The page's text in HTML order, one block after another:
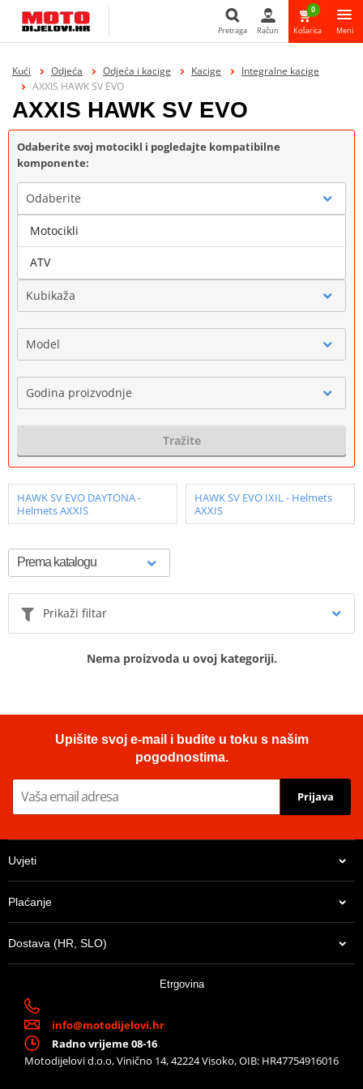
Pretraga
Pretraga Račun
0
Košarica Meni
Kući Odjeća Odjeća i kacige Kacige
Integralne kacige
AXXIS HAWK SV EVO
AXXIS HAWK SV EVO
Odaberite svoj motocikl i pogledajte kompatibilne
komponente:
Odaberite
Marka
Kubikaža
Model
Godina proizvodnje
Tražite
HAWK SV EVO DAYTONA -
Helmets AXXIS
HAWK SV EVO IXIL - Helmets
AXXIS
Prikaži filtar
Nema proizvoda u ovoj kategoriji.
Upišite svoj e-mail i budite u toku s našim
pogodnostima.
Prijava
Uvjeti
Plaćanje
Dostava (HR, SLO)
Etrgovina
info@motodijelovi.hr
Radno vrijeme 08-16
Motodijelovi d.o.o, Vinično 14, 42224 Visoko, OIB: HR47754916016
Motocikli
ATV